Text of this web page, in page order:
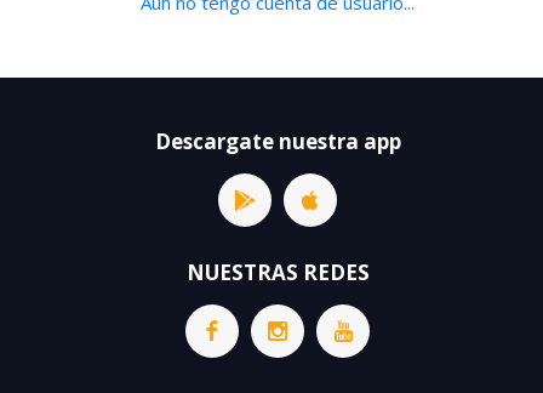
Descargate nuestra app
NUESTRAS REDES